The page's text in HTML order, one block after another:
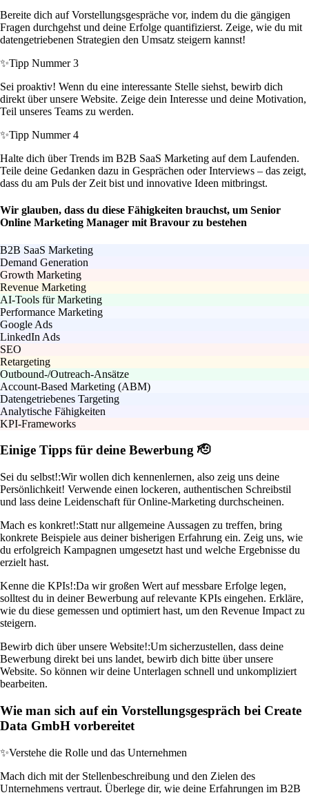
Bereite dich auf Vorstellungsgespräche vor, indem du die gängigen
Fragen durchgehst und deine Erfolge quantifizierst. Zeige, wie du mit
datengetriebenen Strategien den Umsatz steigern kannst!
✨Tipp Nummer 3
Sei proaktiv! Wenn du eine interessante Stelle siehst, bewirb dich
direkt über unsere Website. Zeige dein Interesse und deine Motivation,
Teil unseres Teams zu werden.
✨Tipp Nummer 4
Halte dich über Trends im B2B SaaS Marketing auf dem Laufenden.
Teile deine Gedanken dazu in Gesprächen oder Interviews – das zeigt,
dass du am Puls der Zeit bist und innovative Ideen mitbringst.
Wir glauben, dass du diese Fähigkeiten brauchst, um Senior
Online Marketing Manager mit Bravour zu bestehen
B2B SaaS Marketing
Demand Generation
Growth Marketing
Revenue Marketing
AI-Tools für Marketing
Performance Marketing
Google Ads
LinkedIn Ads
SEO
Retargeting
Outbound-/Outreach-Ansätze
Account-Based Marketing (ABM)
Datengetriebenes Targeting
Analytische Fähigkeiten
KPI-Frameworks
Einige Tipps für deine Bewerbung 🫡
Sei du selbst!:Wir wollen dich kennenlernen, also zeig uns deine
Persönlichkeit! Verwende einen lockeren, authentischen Schreibstil
und lass deine Leidenschaft für Online-Marketing durchscheinen.
Mach es konkret!:Statt nur allgemeine Aussagen zu treffen, bring
konkrete Beispiele aus deiner bisherigen Erfahrung ein. Zeig uns, wie
du erfolgreich Kampagnen umgesetzt hast und welche Ergebnisse du
erzielt hast.
Kenne die KPIs!:Da wir großen Wert auf messbare Erfolge legen,
solltest du in deiner Bewerbung auf relevante KPIs eingehen. Erkläre,
wie du diese gemessen und optimiert hast, um den Revenue Impact zu
steigern.
Bewirb dich über unsere Website!:Um sicherzustellen, dass deine
Bewerbung direkt bei uns landet, bewirb dich bitte über unsere
Website. So können wir deine Unterlagen schnell und unkompliziert
bearbeiten.
Wie man sich auf ein Vorstellungsgespräch bei Create
Data GmbH vorbereitet
✨Verstehe die Rolle und das Unternehmen
Mach dich mit der Stellenbeschreibung und den Zielen des
Unternehmens vertraut. Überlege dir, wie deine Erfahrungen im B2B